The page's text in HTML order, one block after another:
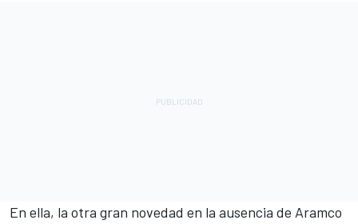
En ella, la otra gran novedad en la ausencia de Aramco